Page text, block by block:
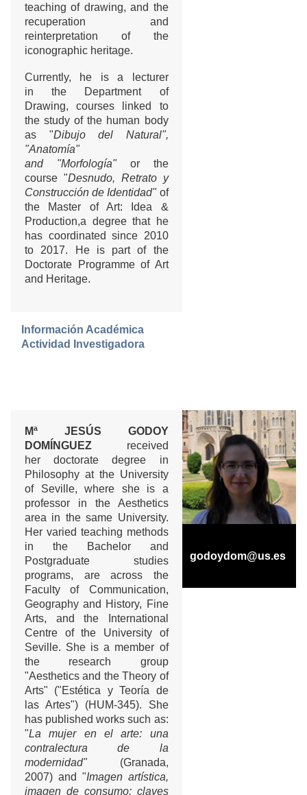
teaching of drawing, and the
recuperation and
reinterpretation of the
iconographic heritage.
Currently, he is a lecturer
in the Department of
Drawing, courses linked to
the study of the human body
as "Dibujo del Natural",
"Anatomía"
and "Morfología"or the
course "Desnudo, Retrato y
Construcción de Identidad" of
the Master of Art: Idea &
Production,a degree that he
has coordinated since 2010
to 2017. He is part of the
Doctorate Programme of Art
and Heritage.
Información Académica
Actividad Investigadora
Mª JESÚS GODOY
DOMÍNGUEZ received
her doctorate degree in
Philosophy at the University
of Seville, where she is a
professor in the Aesthetics
area in the same University.
Her varied teaching methods
in the Bachelor and
Postgraduate studies
programs, are across the
Faculty of Communication,
Geography and History, Fine
Arts, and the International
Centre of the University of
Seville. She is a member of
the research group
"Aesthetics and the Theory of
Arts" ("Estética y Teoría de
las Artes") (HUM-345). She
has published works such as:
"La mujer en el arte: una
contralectura de la
modernidad"(Granada,
2007) and "Imagen artística,
imagen de consumo: claves
godoydom@us.es